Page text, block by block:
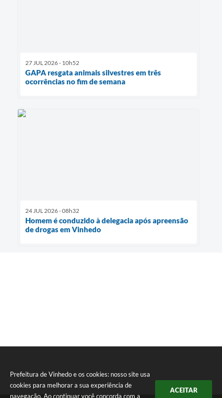
Prefeitura de Vinhedo e os cookies: nosso site usa
cookies para melhorar a sua experiência de
navegação. Ao continuar você concorda com a
ACEITAR
27 JUL 2026 - 10h52
GAPA resgata animais silvestres em três
ocorrências no fim de semana
24 JUL 2026 - 08h32
Homem é conduzido à delegacia após apreensão
de drogas em Vinhedo